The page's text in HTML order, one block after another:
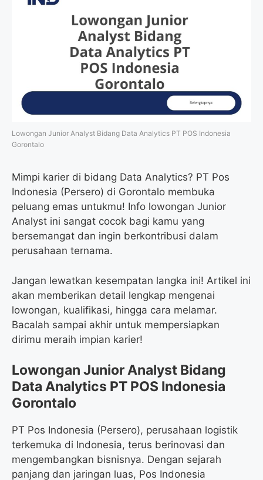
Lowongan Junior Analyst Bidang Data Analytics PT POS Indonesia
Gorontalo
Mimpi karier di bidang Data Analytics? PT Pos
Indonesia (Persero) di Gorontalo membuka
peluang emas untukmu! Info lowongan Junior
Analyst ini sangat cocok bagi kamu yang
bersemangat dan ingin berkontribusi dalam
perusahaan ternama.
Jangan lewatkan kesempatan langka ini! Artikel ini
akan memberikan detail lengkap mengenai
lowongan, kualifikasi, hingga cara melamar.
Bacalah sampai akhir untuk mempersiapkan
dirimu meraih impian karier!
Lowongan Junior Analyst Bidang
Data Analytics PT POS Indonesia
Gorontalo
PT Pos Indonesia (Persero), perusahaan logistik
terkemuka di Indonesia, terus berinovasi dan
mengembangkan bisnisnya. Dengan sejarah
panjang dan jaringan luas, Pos Indonesia